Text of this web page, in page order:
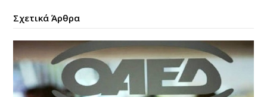
Σχετικά Άρθρα